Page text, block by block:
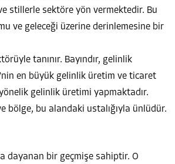
ve stillerle sektöre yön vermektedir. Bu
ve geleceği üzerine derinlemesine bir
tanınır. Bayındır, gelinlik
en büyük gelinlik üretim ve ticaret
gelinlik üretimi yapmaktadır.
bölge, bu alandaki ustalığıyla ünlüdür.
dayanan bir geçmişe sahiptir. O